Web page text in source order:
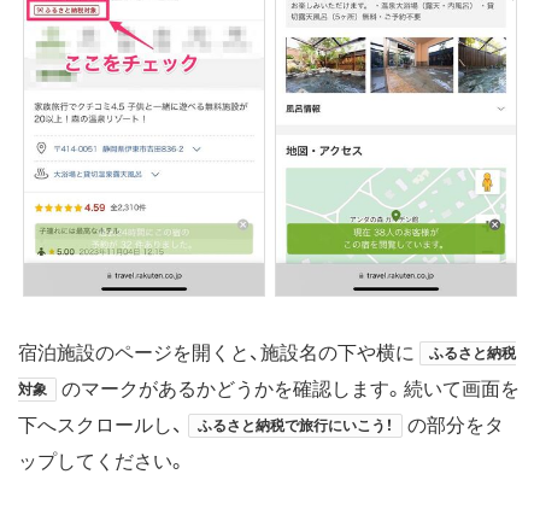
宿泊施設のページを開くと、施設名の下や横に ふるさと納税
対象
のマークがあるかどうかを確認します。続いて画面を
下へスクロールし、
ふるさと納税で旅行にいこう！
の部分をタ
ップしてください。